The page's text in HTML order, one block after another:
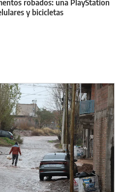
robados: una PlayStation
y bicicletas